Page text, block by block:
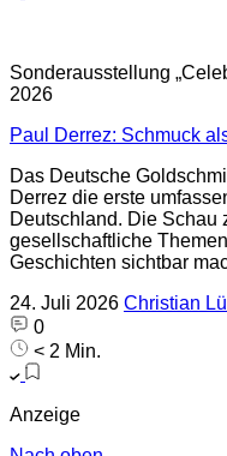
Sonderausstellung
2026
Paul Derrez: Schmuck
Das Deutsche
Derrez die erste
Deutschland. Die Schau
gesellschaftliche
Geschichten sichtbar
24. Juli 2026 Christian
0
< 2 Min.
Anzeige